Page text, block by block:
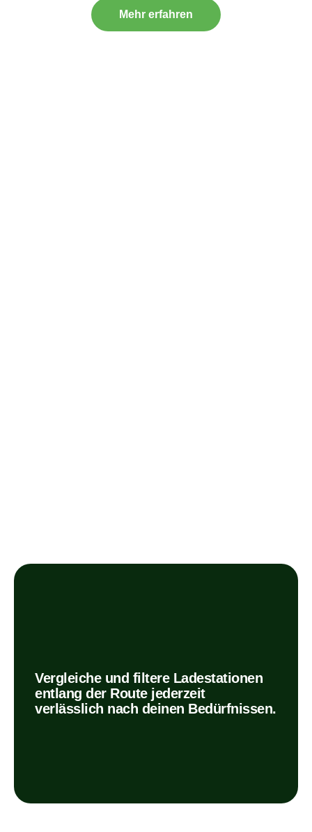
Mehr erfahren
Vergleiche und filtere Ladestationen
entlang der Route jederzeit
verlässlich nach deinen Bedürfnissen.